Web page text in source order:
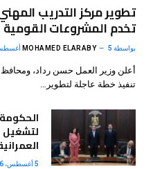
تخدم المشروعات القومية
بواسطة MOHAMED ELARABY 5 أغسطس، 2026
أعلن وزير العمل حسن رداد، ومحافظ
تنفيذ خطة عاجلة لتطوير…
لتشغيل
5 أغسطس، 2026